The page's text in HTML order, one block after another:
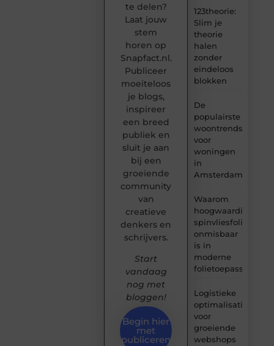
123theorie:
Slim je
theorie
halen
zonder
eindeloos
blokken
De
populairste
woontrends
voor
woningen
in
Amsterdam
Waarom
hoogwaardige
spinvliesfolie
onmisbaar
is in
moderne
folietoepassingen
Logistieke
optimalisatie
voor
groeiende
webshops
te delen?
Laat jouw
stem
horen op
Snapfact.nl.
Publiceer
moeiteloos
je blogs,
inspireer
een breed
publiek en
sluit je aan
bij een
groeiende
community
van
creatieve
denkers en
schrijvers.
Start
vandaag
nog met
bloggen!
Begin hier
met
publiceren